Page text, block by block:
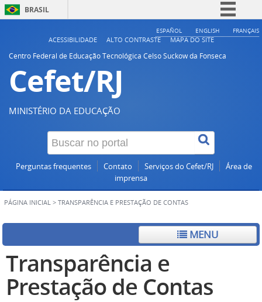
BRASIL
Simplifique!
ESPAÑOL ENGLISH FRANÇAIS
ACESSIBILIDADE ALTO CONTRASTE
MAPA DO SITE
Centro Federal de Educação Tecnológica Celso Suckow da Fonseca
Cefet/RJ
MINISTÉRIO DA EDUCAÇÃO
Perguntas frequentes Contato Serviços do Cefet/RJ
Área de
imprensa
PÁGINA INICIAL > TRANSPARÊNCIA E PRESTAÇÃO DE CONTAS
MENU
Transparência e
Prestação de Contas